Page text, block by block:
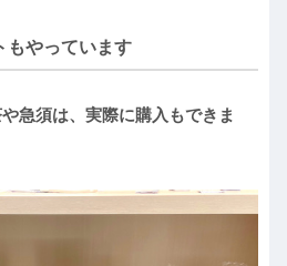
もやっています
急須は、実際に購入もできま